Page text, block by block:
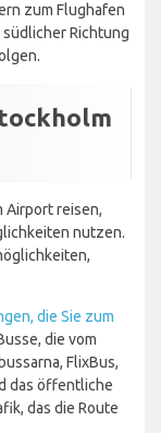
zum Flughafen
Richtung
Airport reisen,
nutzen.
die Sie zum
die vom
FlixBus,
das öffentliche
das die Route